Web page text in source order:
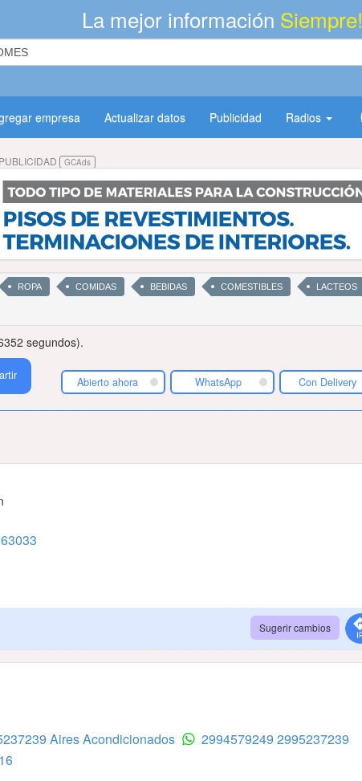
La mejor información Siempre!
empresa Actualizar datos Publicidad Radios
PUBLICIDAD GCAds
ROPA COMIDAS BEBIDAS COMESTIBLES LACTEOS
segundos).
Abierto ahora WhatsApp Con Delivery
Sugerir cambios
Aires Acondicionados 2994579249 2995237239